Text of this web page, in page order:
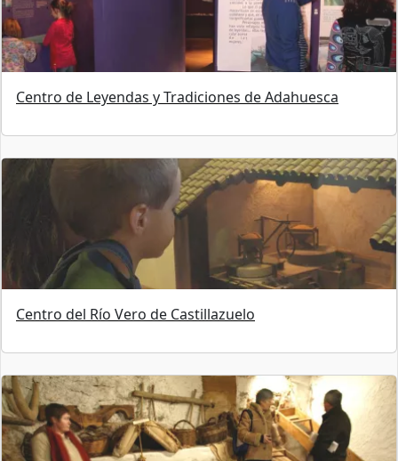
Centro de Leyendas y Tradiciones de Adahuesca
Centro del Río Vero de Castillazuelo